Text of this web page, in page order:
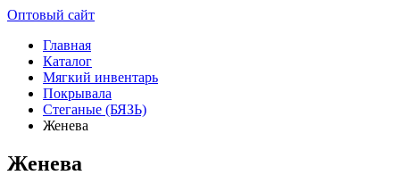
Оптовый сайт
Главная
Каталог
Мягкий инвентарь
Покрывала
Стеганые (БЯЗЬ)
Женева
Женева